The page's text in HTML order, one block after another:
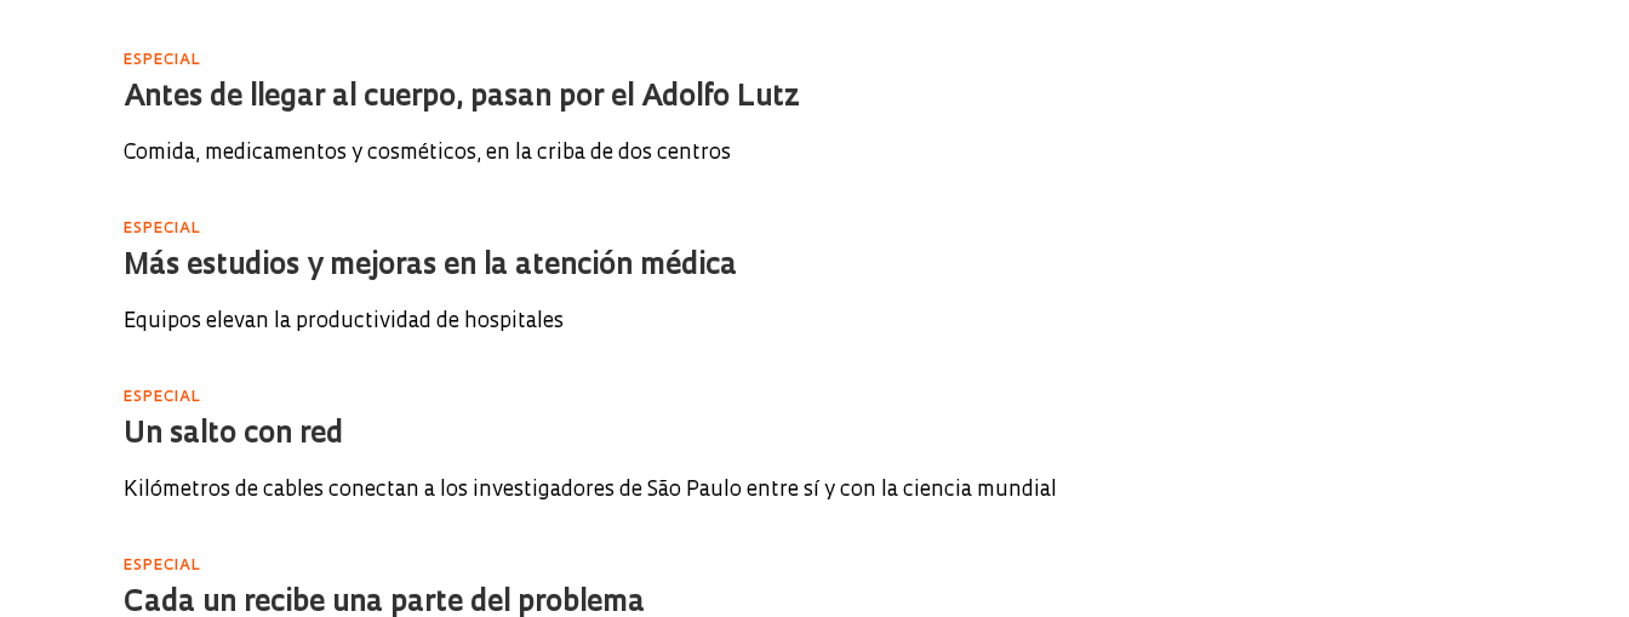
ESPECIAL
Antes de llegar al cuerpo, pasan por el Adolfo Lutz
Comida, medicamentos y cosméticos, en la criba de dos centros
ESPECIAL
Más estudios y mejoras en la atención médica
Equipos elevan la productividad de hospitales
ESPECIAL
Un salto con red
Kilómetros de cables conectan a los investigadores de São Paulo entre sí y con la ciencia mundial
ESPECIAL
Cada un recibe una parte del problema